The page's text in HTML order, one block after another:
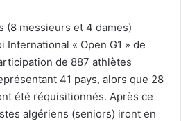
(8 messieurs et 4 dames)
« Open G1 » de
de 887 athlètes
41 pays, alors que 28
été réquisitionnés. Après ce
algériens (seniors) iront en